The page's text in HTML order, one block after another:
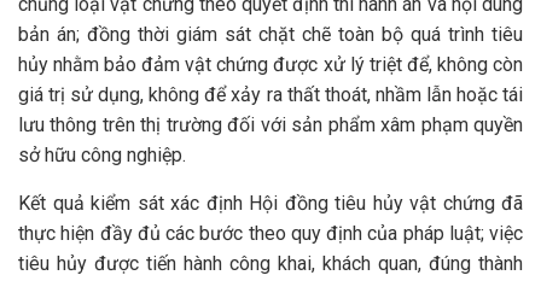
bản án; đồng thời giám sát chặt chẽ toàn bộ quá trình tiêu
hủy nhằm bảo đảm vật chứng được xử lý triệt để, không còn
giá trị sử dụng, không để xảy ra thất thoát, nhầm lẫn hoặc tái
lưu thông trên thị trường đối với sản phẩm xâm phạm quyền
sở hữu công nghiệp.
Kết quả kiểm sát xác định Hội đồng tiêu hủy vật chứng đã
thực hiện đầy đủ các bước theo quy định của pháp luật; việc
tiêu hủy được tiến hành công khai, khách quan, đúng thành